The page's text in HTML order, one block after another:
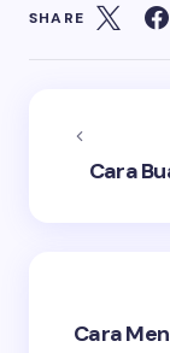
SHARE
Cara
Cara